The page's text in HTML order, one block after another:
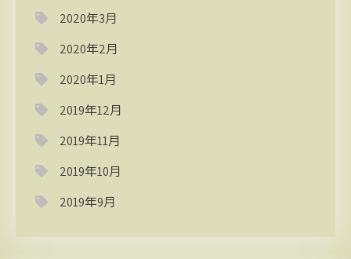
2020年3月
2020年2月
2020年1月
2019年12月
2019年11月
2019年10月
2019年9月